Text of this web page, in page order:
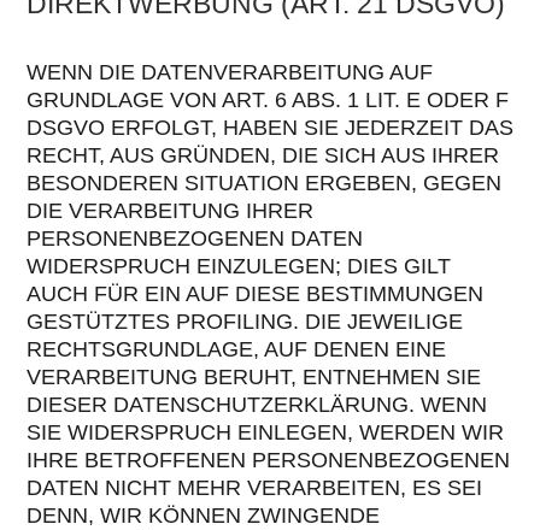
WENN DIE DATENVERARBEITUNG AUF
GRUNDLAGE VON ART. 6 ABS. 1 LIT. E ODER F
DSGVO ERFOLGT, HABEN SIE JEDERZEIT DAS
RECHT, AUS GRÜNDEN, DIE SICH AUS IHRER
BESONDEREN SITUATION ERGEBEN, GEGEN
DIE VERARBEITUNG IHRER
PERSONENBEZOGENEN DATEN
WIDERSPRUCH EINZULEGEN; DIES GILT
AUCH FÜR EIN AUF DIESE BESTIMMUNGEN
GESTÜTZTES PROFILING. DIE JEWEILIGE
RECHTSGRUNDLAGE, AUF DENEN EINE
VERARBEITUNG BERUHT, ENTNEHMEN SIE
DIESER DATENSCHUTZERKLÄRUNG. WENN
SIE WIDERSPRUCH EINLEGEN, WERDEN WIR
IHRE BETROFFENEN PERSONENBEZOGENEN
DATEN NICHT MEHR VERARBEITEN, ES SEI
DENN, WIR KÖNNEN ZWINGENDE